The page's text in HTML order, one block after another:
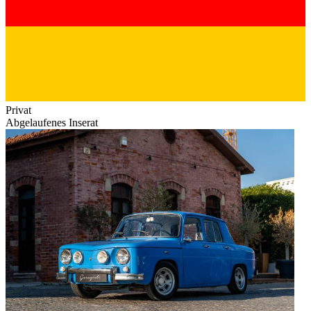
Privat
Abgelaufenes Inserat